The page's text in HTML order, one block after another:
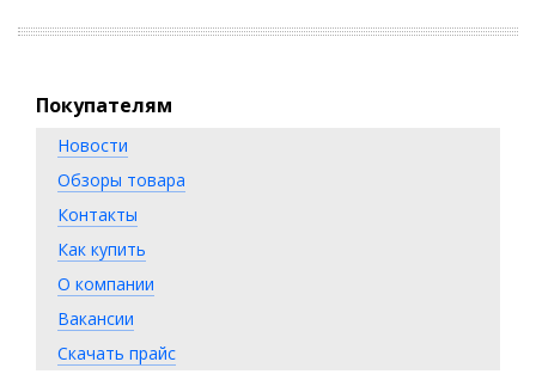
Покупателям
Новости
Обзоры товара
Контакты
Как купить
О компании
Вакансии
Скачать прайс